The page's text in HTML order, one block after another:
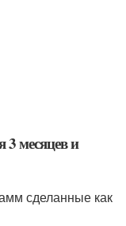
месяцев и
сделанные как